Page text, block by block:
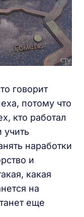
говорит
потому что
кто работал
учить
наработки
и
какая
на
еще